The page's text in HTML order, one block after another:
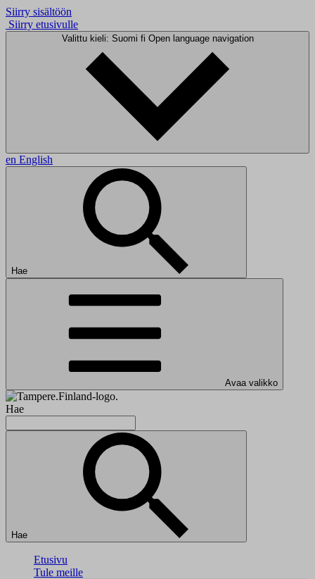
Siirry sisältöön
Siirry etusivulle
Valittu kieli: Suomi fi Open language navigation
en English
Hae
Avaa valikko
Hae
Hae
Etusivu
Tule meille